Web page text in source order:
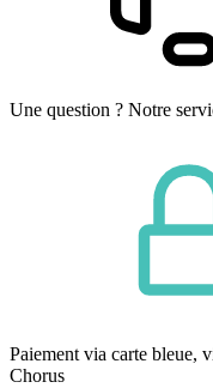
Une question ? Notre
Paiement via carte bleue,
Chorus